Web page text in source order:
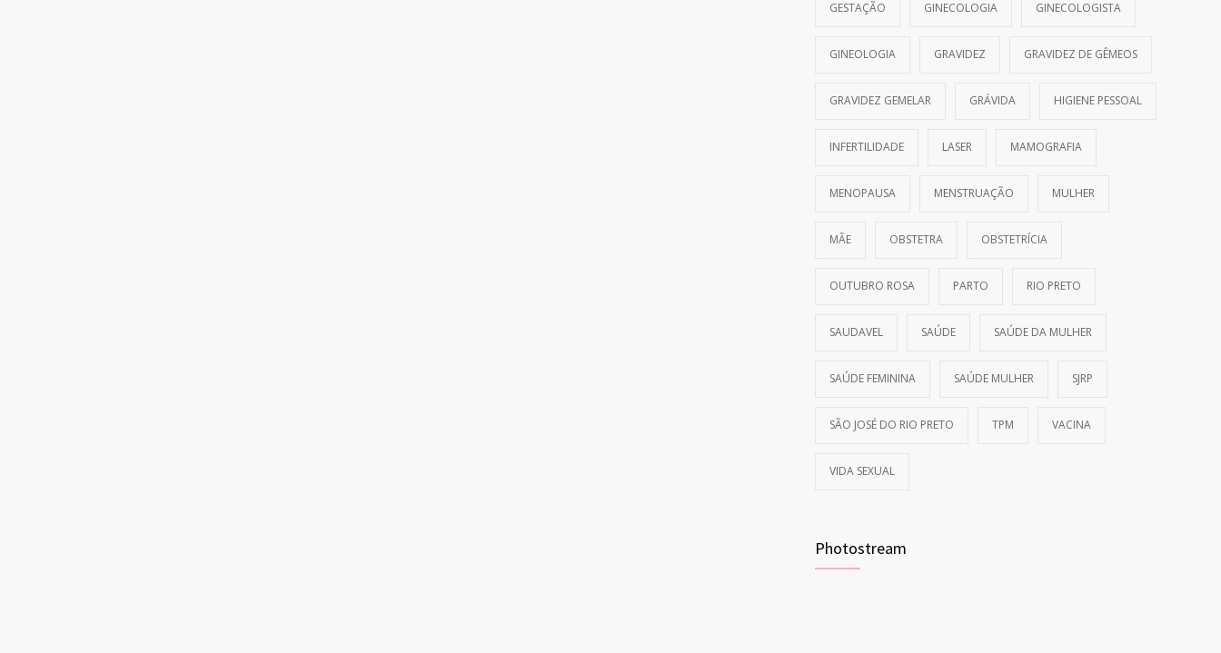
GESTAÇÃO GINECOLOGIA GINECOLOGISTA
GINEOLOGIA GRAVIDEZ GRAVIDEZ DE GÊMEOS
GRAVIDEZ GEMELAR GRÁVIDA HIGIENE PESSOAL
INFERTILIDADE LASER MAMOGRAFIA
MENOPAUSA MENSTRUAÇÃO MULHER
MÃE OBSTETRA OBSTETRÍCIA
OUTUBRO ROSA PARTO RIO PRETO
SAUDAVEL SAÚDE SAÚDE DA MULHER
SAÚDE FEMININA SAÚDE MULHER SJRP
SÃO JOSÉ DO RIO PRETO TPM VACINA
VIDA SEXUAL
Photostream